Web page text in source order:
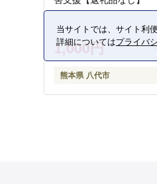
1,000円
熊本県 八代市
当サイトでは、サイト利
詳細についてはプライバ